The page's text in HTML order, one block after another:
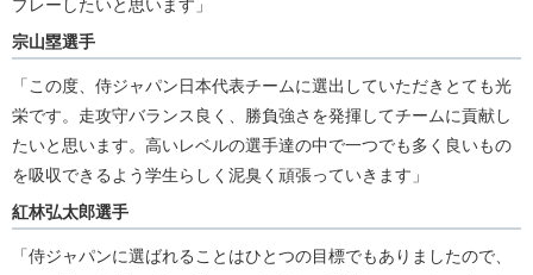
プレーしたいと思います」
宗山塁選手
「この度、侍ジャパン日本代表チームに選出していただきとても光
栄です。走攻守バランス良く、勝負強さを発揮してチームに貢献し
たいと思います。高いレベルの選手達の中で一つでも多く良いもの
を吸収できるよう学生らしく泥臭く頑張っていきます」
紅林弘太郎選手
「侍ジャパンに選ばれることはひとつの目標でもありましたので、